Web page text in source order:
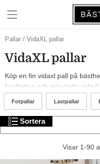
Pallar / VidaXL pallar
VidaXL pallar
Köp en fin vidaxl pall på
kvalitativa och prisvärda
vidaxl pallar. I sortimentet
alternativ. Trevlig shopping!
Fotpallar Lastpallar
Sortera
Visar 1-90